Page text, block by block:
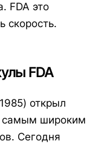
FDA это
скорость.
FDA
открыл
самым широким
Сегодня